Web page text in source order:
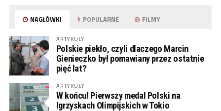
NAGŁÓWKI POPULARNE FILMY
ARTYKUŁY
Polskie piekło, czyli dlaczego Marcin
Gienieczko był pomawiany przez ostatnie
pięć lat?
ARTYKUŁY
W końcu! Pierwszy medal Polski na
Igrzyskach Olimpijskich w Tokio